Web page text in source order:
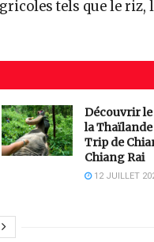
tels que le riz,
Découvrir
la Thaïlande
Trip de
Chiang Rai
12 JUILLET